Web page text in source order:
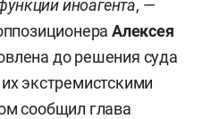
иноагента, —
Алексея
до решения суда
экстремистскими
сообщил глава